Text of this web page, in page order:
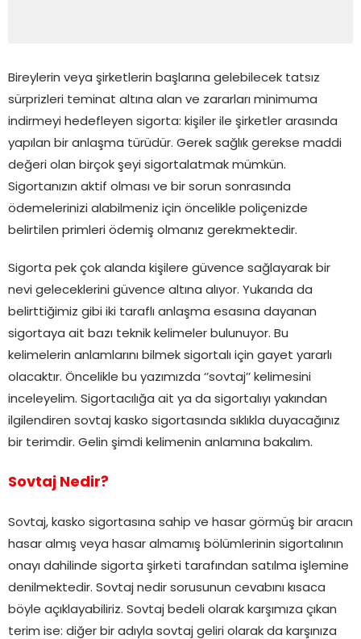
Bireylerin veya şirketlerin başlarına gelebilecek tatsız
sürprizleri teminat altına alan ve zararları minimuma
indirmeyi hedefleyen sigorta: kişiler ile şirketler arasında
yapılan bir anlaşma türüdür. Gerek sağlık gerekse maddi
değeri olan birçok şeyi sigortalatmak mümkün.
Sigortanızın aktif olması ve bir sorun sonrasında
ödemelerinizi alabilmeniz için öncelikle poliçenizde
belirtilen primleri ödemiş olmanız gerekmektedir.
Sigorta pek çok alanda kişilere güvence sağlayarak bir
nevi geleceklerini güvence altına alıyor. Yukarıda da
belirttiğimiz gibi iki taraflı anlaşma esasına dayanan
sigortaya ait bazı teknik kelimeler bulunuyor. Bu
kelimelerin anlamlarını bilmek sigortalı için gayet yararlı
olacaktır. Öncelikle bu yazımızda ‘’sovtaj’’ kelimesini
inceleyelim. Sigortacılığa ait ya da sigortalıyı yakından
ilgilendiren sovtaj kasko sigortasında sıklıkla duyacağınız
bir terimdir. Gelin şimdi kelimenin anlamına bakalım.
Sovtaj Nedir?
Sovtaj, kasko sigortasına sahip ve hasar görmüş bir aracın
hasar almış veya hasar almamış bölümlerinin sigortalının
onayı dahilinde sigorta şirketi tarafından satılma işlemine
denilmektedir. Sovtaj nedir sorusunun cevabını kısaca
böyle açıklayabiliriz. Sovtaj bedeli olarak karşımıza çıkan
terim ise: diğer bir adıyla sovtaj geliri olarak da karşınıza